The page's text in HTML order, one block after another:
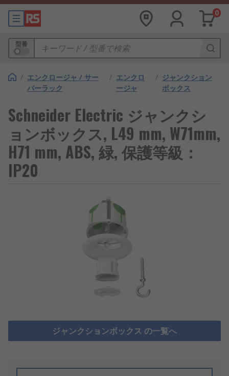
0
型番
/ エンクロージャ / サー
バーラック
/ エンクロ
ージャ
/ ジャンクション
ボックス
Schneider Electric ジャンクシ
ョンボックス, L49 mm, W71mm,
H71 mm, ABS, 緑, 保護等級：
IP20
ジャンクションボックス の一覧へ